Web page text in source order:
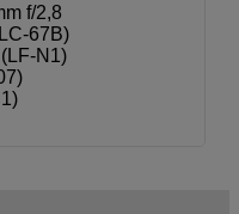
f/2,8
67B)
N1)